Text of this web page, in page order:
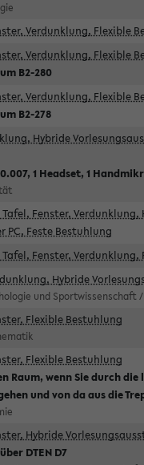
Verdunklung, Flexible
Verdunklung, Flexible
B2-280
Verdunklung, Flexible
B2-278
Hybride
1 Headset, 1
Tafel, Fenster,
PC, Feste Bestuhlung
Tafel, Fenster,
Hybride
und Sportwissenschaft
Flexible Bestuhlung
Flexible Bestuhlung
Raum, wenn Sie durch
und von da aus die
Hybride
DTEN D7